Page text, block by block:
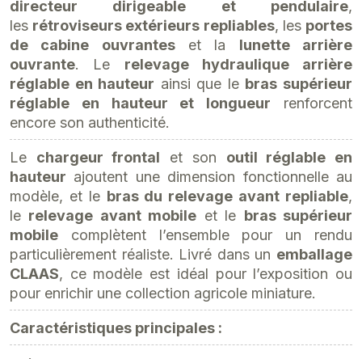
directeur dirigeable et pendulaire,
les rétroviseurs extérieurs repliables, les portes
de cabine ouvranteset la lunette arrière
ouvrante. Le relevage hydraulique arrière
réglable en hauteur ainsi que le bras supérieur
réglable en hauteur et longueur renforcent
encore son authenticité.
Le chargeur frontal et son outil réglable en
hauteur ajoutent une dimension fonctionnelle au
modèle, et le bras du relevage avant repliable,
le relevage avant mobile et le bras supérieur
mobile complètent l’ensemble pour un rendu
particulièrement réaliste. Livré dans un emballage
CLAAS, ce modèle est idéal pour l’exposition ou
pour enrichir une collection agricole miniature.
Caractéristiques principales :